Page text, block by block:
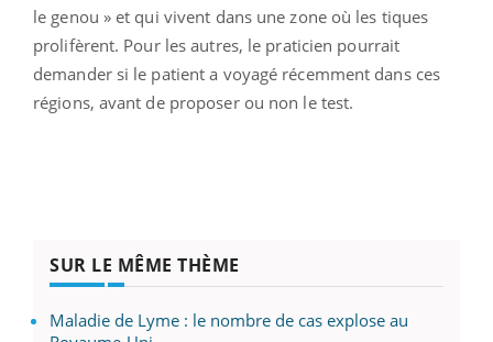
le genou » et qui vivent dans une zone où les tiques
prolifèrent. Pour les autres, le praticien pourrait
demander si le patient a voyagé récemment dans ces
régions, avant de proposer ou non le test.
SUR LE MÊME THÈME
Maladie de Lyme : le nombre de cas explose au